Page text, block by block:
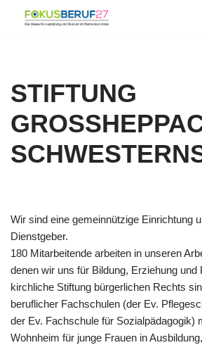
STIFTUNG
Wir sind eine gemeinnützige Einrichtung
Dienstgeber.
180 Mitarbeitende arbeiten in unseren
denen wir uns für Bildung, Erziehung und
kirchliche Stiftung bürgerlichen Rechts
beruflicher Fachschulen (der Ev.
der Ev. Fachschule für Sozialpädagogik)
Wohnheim für junge Frauen in